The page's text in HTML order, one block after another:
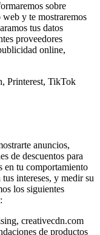
sobre
y te mostraremos
tus datos
proveedores
online,
Printerest, TikTok
anuncios,
de descuentos para
en tu comportamiento
intereses, y medir su
los siguientes
creativecdn.com
de productos